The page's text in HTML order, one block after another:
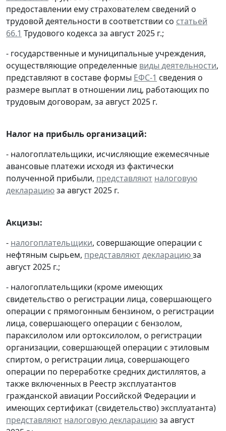
предоставлении ему страхователем сведений о
трудовой деятельности в соответствии со статьей
66.1 Трудового кодекса за август 2025 г.;
- государственные и муниципальные учреждения,
осуществляющие определенные виды деятельности,
представляют в составе формы ЕФС-1 сведения о
размере выплат в отношении лиц, работающих по
трудовым договорам, за август 2025 г.
Налог на прибыль организаций:
- налогоплательщики, исчисляющие ежемесячные
авансовые платежи исходя из фактически
полученной прибыли, представляют налоговую
декларациюза август 2025 г.
Акцизы:
- налогоплательщики, совершающие операции с
нефтяным сырьем, представляютдекларациюза
август 2025 г.;
- налогоплательщики (кроме имеющих
свидетельство о регистрации лица, совершающего
операции с прямогонным бензином, о регистрации
лица, совершающего операции с бензолом,
параксилолом или ортоксилолом, о регистрации
организации, совершающей операции с этиловым
спиртом, о регистрации лица, совершающего
операции по переработке средних дистиллятов, а
также включенных в Реестр эксплуатантов
гражданской авиации Российской Федерации и
имеющих сертификат (свидетельство) эксплуатанта)
представляют налоговую декларациюза август